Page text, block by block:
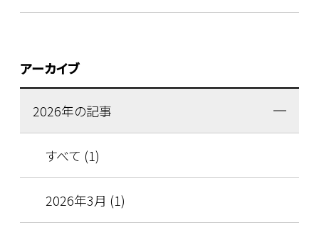
アーカイブ
2026年の記事
すべて (1)
2026年3月 (1)